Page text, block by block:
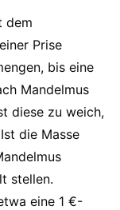
dem
Prise
bis eine
Mandelmus
diese zu weich,
die Masse
stellen.
eine 1 €-